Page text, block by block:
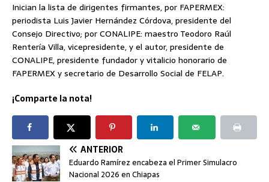
Inician la lista de dirigentes firmantes, por FAPERMEX:
periodista Luis Javier Hernández Córdova, presidente del
Consejo Directivo; por CONALIPE: maestro Teodoro Raúl
Rentería Villa, vicepresidente, y el autor, presidente de
CONALIPE, presidente fundador y vitalicio honorario de
FAPERMEX y secretario de Desarrollo Social de FELAP.
¡Comparte la nota!
ANTERIOR
Eduardo Ramírez encabeza el Primer Simulacro
Nacional 2026 en Chiapas